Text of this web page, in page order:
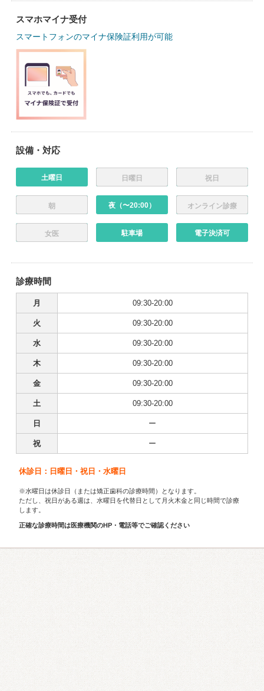
スマホマイナ受付
スマートフォンのマイナ保険証利用が可能
設備・対応
土曜日 日曜日 祝日
朝 夜（〜20:00） オンライン診療
女医 駐車場 電子決済可
診療時間
月 09:30-20:00
火 09:30-20:00
水 09:30-20:00
木 09:30-20:00
金 09:30-20:00
土 09:30-20:00
日 ー
祝 ー
休診日：日曜日・祝日・水曜日
※水曜日は休診日（または矯正歯科の診療時間）となります。
ただし、祝日がある週は、水曜日を代替日として月火木金と同じ時間で診療
します。
正確な診療時間は医療機関のHP・電話等でご確認ください